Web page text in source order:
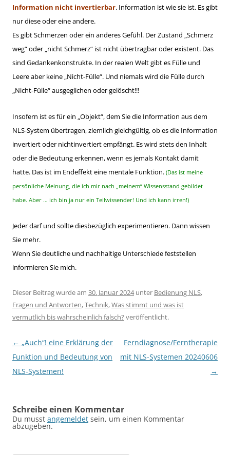
Information nicht invertierbar. Information ist wie sie ist. Es gibt
nur diese oder eine andere.
Es gibt Schmerzen oder ein anderes Gefühl. Der Zustand „Schmerz
weg“ oder „nicht Schmerz“ ist nicht übertragbar oder existent. Das
sind Gedankenkonstrukte. In der realen Welt gibt es Fülle und
Leere aber keine „Nicht-Fülle“. Und niemals wird die Fülle durch
„Nicht-Fülle“ ausgeglichen oder gelöscht!!!
Insofern ist es für ein „Objekt“, dem Sie die Information aus dem
NLS-System übertragen, ziemlich gleichgültig, ob es die Information
invertiert oder nichtinvertiert empfängt. Es wird stets den Inhalt
oder die Bedeutung erkennen, wenn es jemals Kontakt damit
hatte. Das ist im Endeffekt eine mentale Funktion. (Das ist meine
persönliche Meinung, die ich mir nach „meinem“ Wissensstand gebildet
habe. Aber … ich bin ja nur ein Teilwissender! Und ich kann irren!)
Jeder darf und sollte diesbezüglich experimentieren. Dann wissen
Sie mehr.
Wenn Sie deutliche und nachhaltige Unterschiede feststellen
informieren Sie mich.
Dieser Beitrag wurde am 30. Januar 2024unter Bedienung NLS,
Fragen und Antworten,Technik,Was stimmt und was ist
vermutlich bis wahrscheinlich falsch? veröffentlicht.
Beitragsnavigation
← „Auch“! eine Erklärung der
Funktion und Bedeutung von
NLS-Systemen!
Ferndiagnose/Ferntherapie
mit NLS-Systemen 20240606
→
Schreibe einen Kommentar
Du musst angemeldet sein, um einen Kommentar
abzugeben.